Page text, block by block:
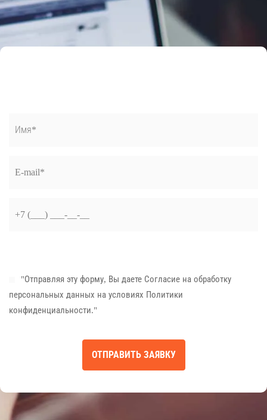
"Отправляя эту форму, Вы даете Согласие на обработку
персональных данных на условиях Политики
конфиденциальности."